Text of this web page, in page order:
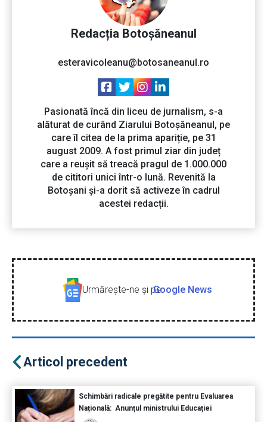
Redacția Botoșăneanul
esteravicoleanu@botosaneanul.ro
Pasionată încă din liceu de jurnalism, s-a
alăturat de curând Ziarului Botoșăneanul, pe
care îl citea de la prima apariție, pe 31
august 2009. A fost primul ziar din județ
care a reușit să treacă pragul de 1.000.000
de cititori unici într-o lună. Revenită la
Botoșani și-a dorit să activeze în cadrul
acestei redacții.
Urmăreşte-ne şi peGoogle News
Articol precedent
Schimbări radicale pregătite pentru Evaluarea
Națională: Anunțul ministrului Educației